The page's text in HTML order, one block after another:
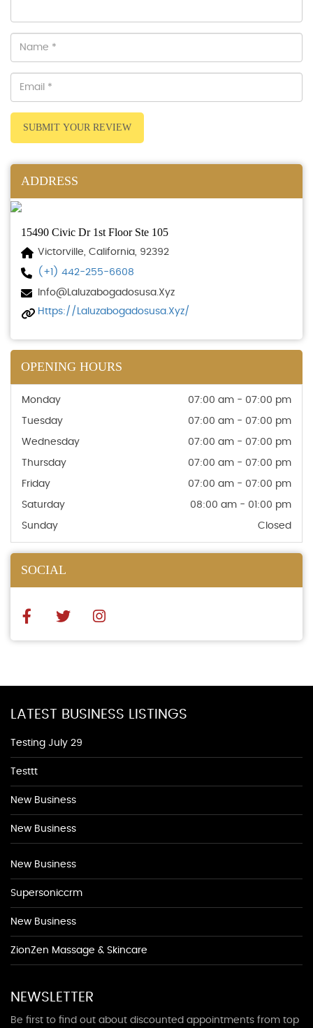
SUBMIT YOUR REVIEW
ADDRESS
15490 Civic Dr 1st Floor Ste 105
Victorville, California, 92392
(+1) 442-255-6608
Info@laluzabogadosusa.xyz
Https://laluzabogadosusa.xyz/
OPENING HOURS
Monday 07:00 am - 07:00 pm
Tuesday 07:00 am - 07:00 pm
Wednesday 07:00 am - 07:00 pm
Thursday 07:00 am - 07:00 pm
Friday 07:00 am - 07:00 pm
Saturday 08:00 am - 01:00 pm
Sunday Closed
SOCIAL
LATEST BUSINESS LISTINGS
Testing July 29
Testtt
New Business
New Business
New Business
Supersoniccrm
New Business
ZionZen Massage & Skincare
NEWSLETTER
Be first to find out about discounted appointments from top